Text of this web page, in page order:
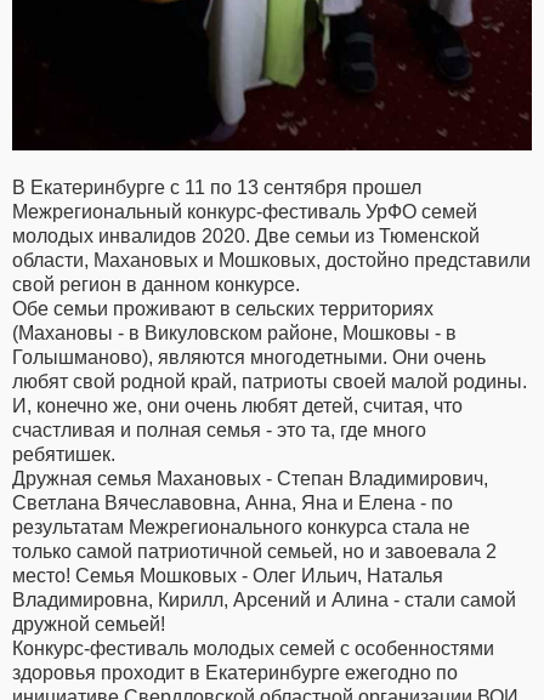
В Екатеринбурге с 11 по 13 сентября прошел
Межрегиональный конкурс-фестиваль УрФО семей
молодых инвалидов 2020. Две семьи из Тюменской
области, Махановых и Мошковых, достойно представили
свой регион в данном конкурсе.
Обе семьи проживают в сельских территориях
(Махановы - в Викуловском районе, Мошковы - в
Голышманово), являются многодетными. Они очень
любят свой родной край, патриоты своей малой родины.
И, конечно же, они очень любят детей, считая, что
счастливая и полная семья - это та, где много
ребятишек.
Дружная семья Махановых - Степан Владимирович,
Светлана Вячеславовна, Анна, Яна и Елена - по
результатам Межрегионального конкурса стала не
только самой патриотичной семьей, но и завоевала 2
место! Семья Мошковых - Олег Ильич, Наталья
Владимировна, Кирилл, Арсений и Алина - стали самой
дружной семьей!
Конкурс-фестиваль молодых семей с особенностями
здоровья проходит в Екатеринбурге ежегодно по